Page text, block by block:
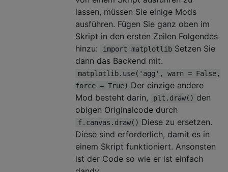
# Finish up
lassen, müssen Sie einige Mods
ausführen. Fügen Sie ganz oben im
Skript in den ersten Zeilen Folgendes
hinzu:
import matplotlib Setzen Sie
dann das Backend mit.
matplotlib.use('agg', warn = False,
force = True) Der einzige andere
Mod besteht darin,
plt.draw() den
obigen Originalcode durch
f.canvas.draw() Diese zu ersetzen.
Diese sind erforderlich, damit es in
einem Skript funktioniert. Ansonsten
ist der Code so wie er ist einfach